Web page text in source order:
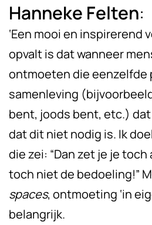
Hanneke Felten:
‘Een mooi en inspirerend
opvalt is dat wanneer
ontmoeten die eenzelfde
samenleving
bent, joods bent, etc.)
dat dit niet nodig is. Ik
die zei: “Dan zet je je
toch niet de bedoeling!”
spaces, ontmoeting ‘in
belangrijk.